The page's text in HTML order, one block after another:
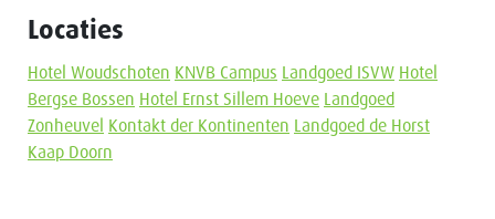
Locaties
Hotel Woudschoten KNVB Campus Landgoed ISVW Hotel
Bergse Bossen Hotel Ernst Sillem Hoeve
Landgoed
Zonheuvel
Kontakt der Kontinenten
Landgoed de Horst
Kaap Doorn